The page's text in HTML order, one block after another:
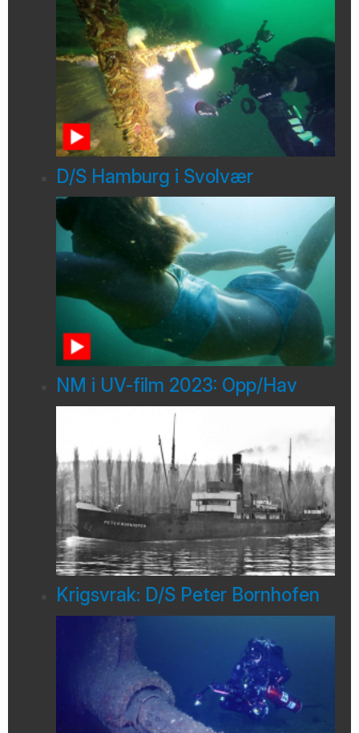
D/S Hamburg i Svolvær
NM i UV-film 2023: Opp/Hav
Krigsvrak: D/S Peter Bornhofen